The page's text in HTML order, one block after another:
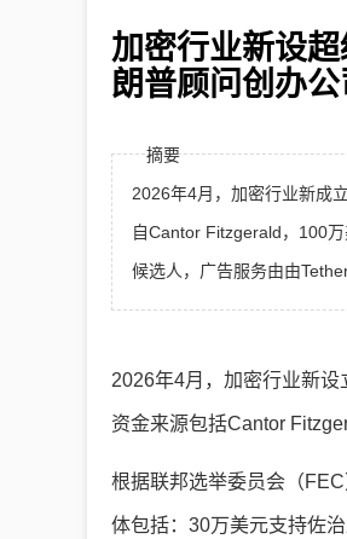
加密行业新设
朗普顾问创办
摘要
2026年4月，加密行业新成
自Cantor Fitzgerald，100
候选人，广告服务由由
2026年4月，加密行业新
资金来源包括Cantor
根据联邦选举委员会（
体包括：30万美元支持佐